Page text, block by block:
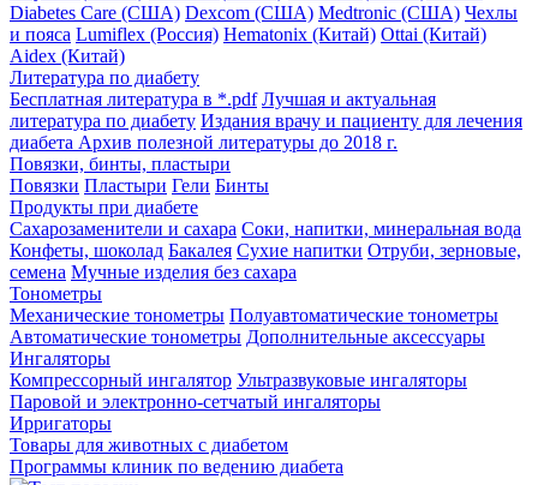
Diabetes Care (США) Dexcom (США) Medtronic (США) Чехлы
и пояса Lumiflex (Россия) Hematonix (Китай) Ottai (Китай)
Aidex (Китай)
Литература по диабету
Бесплатная литература в *.pdf Лучшая и актуальная
литература по диабету Издания врачу и пациенту для лечения
диабета Архив полезной литературы до 2018 г.
Повязки, бинты, пластыри
Повязки Пластыри Гели Бинты
Продукты при диабете
Сахарозаменители и сахара Соки, напитки, минеральная вода
Конфеты, шоколад Бакалея Сухие напитки Отруби, зерновые,
семена Мучные изделия без сахара
Тонометры
Механические тонометры Полуавтоматические тонометры
Автоматические тонометры Дополнительные аксессуары
Ингаляторы
Компрессорный ингалятор Ультразвуковые ингаляторы
Паровой и электронно-сетчатый ингаляторы
Ирригаторы
Товары для животных с диабетом
Программы клиник по ведению диабета